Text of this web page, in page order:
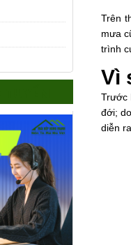
Trên
mưa
trình
Vì
Trước
đới;
diễn